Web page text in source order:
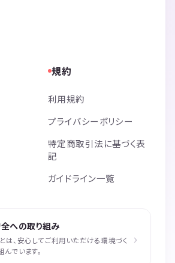
規約
利用規約
プライバシーポリシー
特定商取引法に基づく表
記
ガイドライン一覧
全への取り組み
は、安心してご利用いただける環境づく
んでいます。
›